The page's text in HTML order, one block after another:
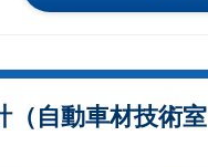
（自動車材技術室